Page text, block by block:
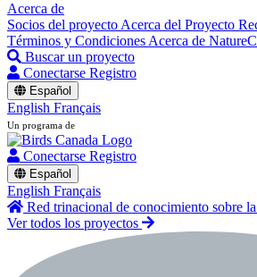
Acerca de
Socios del proyecto Acerca del Proyecto
Términos y Condiciones Acerca de
Buscar un proyecto
Conectarse Registro
Español
English Français
Un programa de
Conectarse Registro
Español
English Français
Red trinacional de conocimiento sobre
Ver todos los proyectos